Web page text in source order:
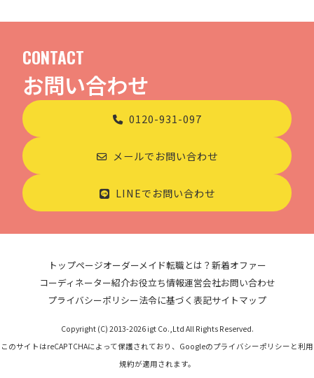
CONTACT
お問い合わせ
0120-931-097
メールでお問い合わせ
LINEでお問い合わせ
トップページオーダーメイド転職とは？ 新着オファー
コーディネーター紹介お役立ち情報運営会社お問い合わせ
プライバシーポリシー法令に基づく表記サイトマップ
Copyright (C) 2013-2026 igt Co.,Ltd All Rights Reserved.
このサイトはreCAPTCHAによって保護されており、Googleのプライバシーポリシーと利用
規約が適用されます。